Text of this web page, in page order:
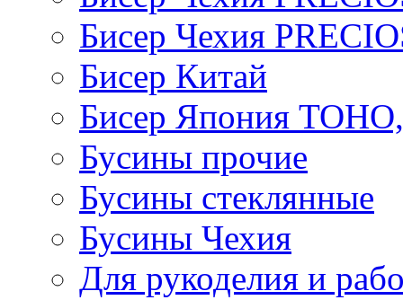
Бисер Чехия
Бисер Китай
Бисер Япония
Бусины прочие
Бусины стеклянные
Бусины Чехия
Для рукоделия и